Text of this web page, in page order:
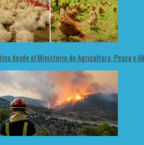
desde el Ministerio de Agricultura, Pesca y